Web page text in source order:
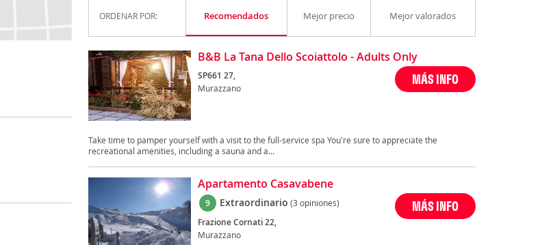
ORDENAR POR: Recomendados Mejor precio Mejor valorados
B&B La Tana Dello Scoiattolo - Adults Only
SP661 27,
Murazzano
MÁS INFO
Take time to pamper yourself with a visit to the full-service spa You're sure to appreciate the
recreational amenities, including a sauna and a...
Apartamento Casavabene
9 Extraordinario (3 opiniones)
Frazione Cornati 22,
Murazzano
MÁS INFO